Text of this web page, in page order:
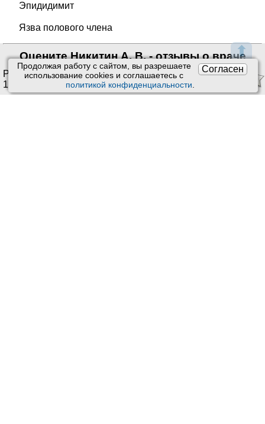
⬆
Согласен
Продолжая работу с сайтом, вы разрешаете
использование сookies и соглашаетесь с
политикой конфиденциальности.
Эпидидимит
Язва полового члена
Оцените Никитин А. В. - отзывы о враче
Рейтинг:4.50/5. Оценок:
10